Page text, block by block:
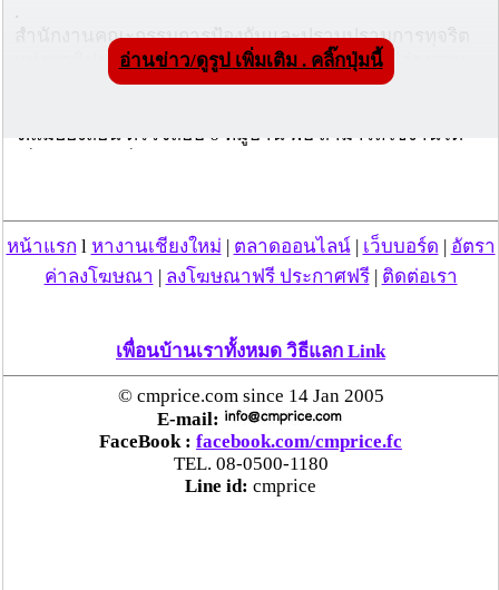
.
สำนักงานคณะกรรมการป้องกันและปราบปรามการทุจริต
แห่งชาติประจำจังหวัดแม่ฮ่องสอน (ป.ป.ช.) จ.แม่ฮ่องสอน
ลงพื้นที่ตรวจสอบโครงการโซล่าเซลล์สูบน้ำและระบบกรอง
จ.แม่ฮ่องสอน ตรวจสอบ 6 หมู่บ้าน พบ สามารถใช้งานได้
เครื่องกรองน้ำใช้การไม่ได้
.
บ้านแม่สลี พบ แผงโซล่าเซล์ไม่มีผู้ดูแลจนมีต้นไม้ปกคลุม
.
บ้านแม่กะไน และ บ้านแม่จ๊าง ระยะแรกสามารถใช้งานได้
ต่อมาพบอุปกรณ์บางส่วนชำรุด ไม่มีผู้ดูแล จนไม่สามารถ
บ้านห้วยปลากั้ง ระบบไม่สามารถใช้งานได้ แต่เครื่องกรอง
อ่านข่าว/ดูรูป เพิ่มเติม . คลิ๊กปุ่มนี้
หน้าแรก l หางานเชียงใหม่ ตลาดออนไลน์| เว็บบอร์ด
อัตรา
ค่าลงโฆษณา
ลงโฆษณาฟรี ประกาศฟรี| ติดต่อเรา
เพื่อนบ้านเราทั้งหมด วิธีแลก Link
© cmprice.com since 14 Jan 2005
E-mail:
FaceBook : facebook.com/cmprice.fc
TEL. 08-0500-1180
Line id: cmprice